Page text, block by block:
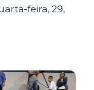
feira, 29,